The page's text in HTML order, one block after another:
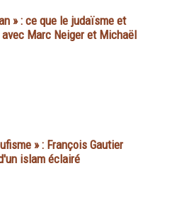
» : ce que le judaïsme et
Marc Neiger et Michaël
» : François Gautier
islam éclairé